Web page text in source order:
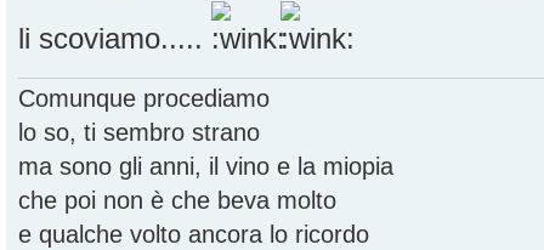
li scoviamo.....
Comunque procediamo
lo so, ti sembro strano
ma sono gli anni, il vino e la miopia
che poi non è che beva molto
e qualche volto ancora lo ricordo